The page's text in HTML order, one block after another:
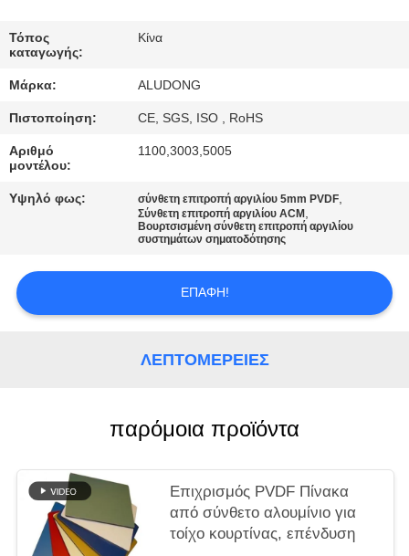
ΥΠΟΘΈΣΕΙΣ
ΖΗΤΉΣΤΕ
ΜΙΑ
ΠΡΟΣΦΟΡΆ
SITEMAP
ΠΟΛΙΤΙΚΉ
ΑΠΟΡΡΉΤΟΥ
Τόπος
καταγωγής:
Κίνα
Μάρκα: ALUDONG
Πιστοποίηση: CE, SGS, ISO , RoHS
Αριθμό
μοντέλου:
1100,3003,5005
Υψηλό φως: σύνθετη επιτροπή αργιλίου 5mm PVDF,
Σύνθετη επιτροπή αργιλίου ACM ,
Βουρτσισμένη σύνθετη επιτροπή αργιλίου
συστημάτων σηματοδότησης
ΕΠΑΦΉ!
ΛΕΠΤΟΜΈΡΕΙΕΣ
παρόμοια προϊόντα
Επιχρισμός PVDF Πίνακα
από σύνθετο αλουμίνιο για
τοίχο κουρτίνας, επένδυση